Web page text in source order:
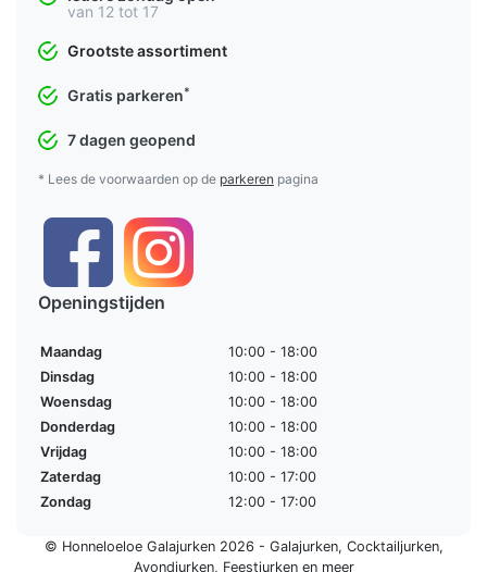
van 12 tot 17
Grootste assortiment
Gratis parkeren*
7 dagen geopend
* Lees de voorwaarden op de parkeren pagina
Openingstijden
Maandag
10:00 - 18:00
Dinsdag
10:00 - 18:00
Woensdag
10:00 - 18:00
Donderdag
10:00 - 18:00
Vrijdag
10:00 - 18:00
Zaterdag
10:00 - 17:00
Zondag
12:00 - 17:00
© Honneloeloe Galajurken 2026 - Galajurken, Cocktailjurken,
Avondjurken, Feestjurkenen meer